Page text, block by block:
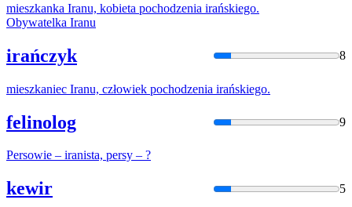
mieszkanka Iranu, kobieta pochodzenia irańskiego.
Obywatelka Iranu
irańczyk 8
mieszkaniec Iranu, człowiek pochodzenia irańskiego.
felinolog 9
Persowie – iranista, persy – ?
kewir 5